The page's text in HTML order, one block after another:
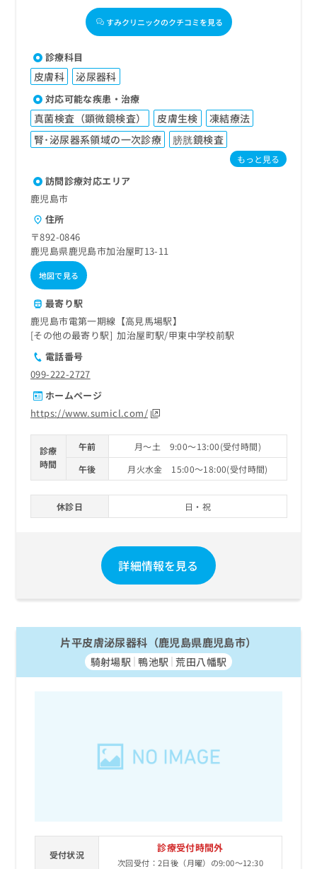
すみクリニックのクチコミを見る
診療科目
皮膚科 泌尿器科
対応可能な疾患・治療
真菌検査（顕微鏡検査） 皮膚生検
凍結療法
腎･泌尿器系領域の一次診療
膀胱鏡検査
もっと見る
訪問診療対応エリア
鹿児島市
住所
〒892-0846
鹿児島県鹿児島市加治屋町13-11
地図で見る
最寄り駅
鹿児島市電第一期線【高見馬場駅】
その他の最寄り駅
加治屋町駅 甲東中学校前駅
電話番号
099-222-2727
ホームページ
https://www.sumicl.com/
診療
時間
午前
月～土 9:00～13:00(受付時間)
午後
月火水金 15:00～18:00(受付時間)
休診日 日・祝
詳細情報を見る
片平皮膚泌尿器科（鹿児島県鹿児島市）
騎射場駅 鴨池駅 荒田八幡駅
受付状況
診療受付時間外
次回受付：2日後（月曜）の9:00～12:30